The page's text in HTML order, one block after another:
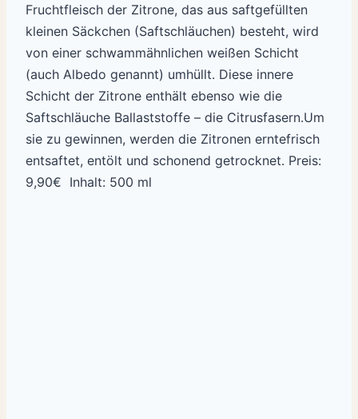
Fruchtfleisch der Zitrone, das aus saftgefüllten
kleinen Säckchen (Saftschläuchen) besteht, wird
von einer schwammähnlichen weißen Schicht
(auch Albedo genannt) umhüllt. Diese innere
Schicht der Zitrone enthält ebenso wie die
Saftschläuche Ballaststoffe – die Citrusfasern.Um
sie zu gewinnen, werden die Zitronen erntefrisch
entsaftet, entölt und schonend getrocknet. Preis:
9,90€ Inhalt: 500 ml